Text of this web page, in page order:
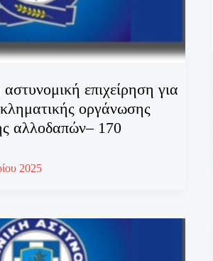
επιχείρηση για
οργάνωσης
αλλοδαπών– 170
2025